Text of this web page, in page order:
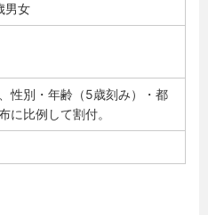
男女
性別・年齢（5歳刻み）・都
に比例して割付。